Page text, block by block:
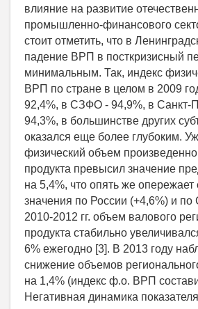
влияние на развитие
промышленно-финансового
стоит отметить, что в
падение ВРП в посткризисный
минимальным. Так, индекс
ВРП по стране в целом в 2009
92,4%, в СЗФО - 94,9%, в Санкт-
94,3%, в большинстве других
оказался еще более глубоким.
физический объем
продукта превысил значение
на 5,4%, что опять же опережает
значения по России (+4,6%) и
2010-2012 гг. объем валового
продукта стабильно
6% ежегодно [3]. В 2013 году
снижение объемов
на 1,4% (индекс ф.о. ВРП
Негативная динамика